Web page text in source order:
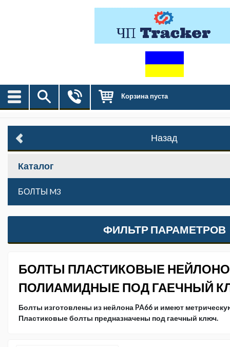
Корзина пуста
Назад
Каталог
БОЛТЫ M3
ФИЛЬТР ПАРАМЕТРОВ
БОЛТЫ ПЛАСТИКОВЫЕ
ПОЛИАМИДНЫЕ ПОД ГАЕЧНЫЙ
Болты изготовлены из нейлона PA66 и имеют
Пластиковые болты предназначены под гаечный ключ.